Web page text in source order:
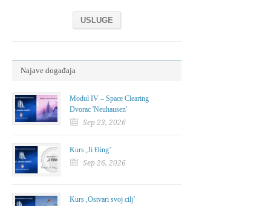
USLUGE
Najave događaja
Modul IV – Space Clearing
Dvorac 'Neuhausen'
Sep 23, 2026
Kurs ,Ji Đing’
Sep 26, 2026
Kurs ,Ostvari svoj cilj’